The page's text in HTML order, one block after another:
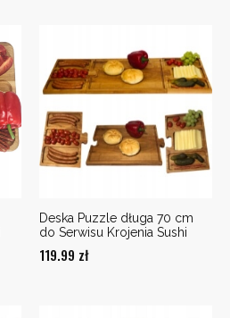
Deska Puzzle długa 70 cm
do Serwisu Krojenia Sushi
119.99 zł